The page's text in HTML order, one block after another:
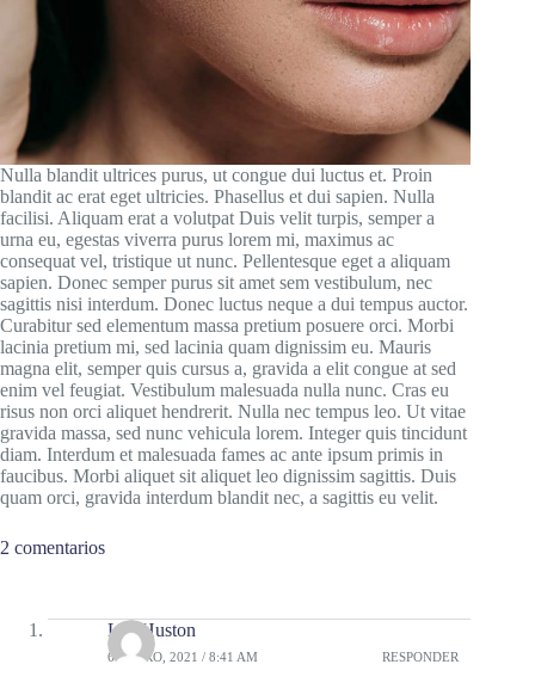
Nulla blandit ultrices purus, ut congue dui luctus et. Proin
blandit ac erat eget ultricies. Phasellus et dui sapien. Nulla
facilisi. Aliquam erat a volutpat Duis velit turpis, semper a
urna eu, egestas viverra purus lorem mi, maximus ac
consequat vel, tristique ut nunc. Pellentesque eget a aliquam
sapien. Donec semper purus sit amet sem vestibulum, nec
sagittis nisi interdum. Donec luctus neque a dui tempus auctor.
Curabitur sed elementum massa pretium posuere orci. Morbi
lacinia pretium mi, sed lacinia quam dignissim eu. Mauris
magna elit, semper quis cursus a, gravida a elit congue at sed
enim vel feugiat. Vestibulum malesuada nulla nunc. Cras eu
risus non orci aliquet hendrerit. Nulla nec tempus leo. Ut vitae
gravida massa, sed nunc vehicula lorem. Integer quis tincidunt
diam. Interdum et malesuada fames ac ante ipsum primis in
faucibus. Morbi aliquet sit aliquet leo dignissim sagittis. Duis
quam orci, gravida interdum blandit nec, a sagittis eu velit.
2 comentarios
Lea Huston
6 ENERO, 2021 / 8:41 AM RESPONDER